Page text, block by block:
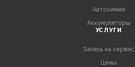
Автохимия
Аккумуляторы
УСЛУГИ
Запись на сервис
Цены